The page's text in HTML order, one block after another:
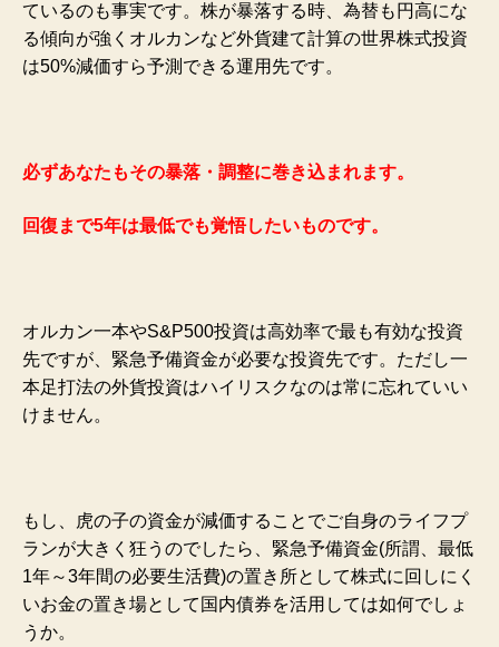
ているのも事実です。株が暴落する時、為替も円高にな
る傾向が強くオルカンなど外貨建て計算の世界株式投資
は50%減価すら予測できる運用先です。
必ずあなたもその暴落・調整に巻き込まれます。
回復まで5年は最低でも覚悟したいものです。
オルカン一本やS&P500投資は高効率で最も有効な投資
先ですが、緊急予備資金が必要な投資先です。ただし一
本足打法の外貨投資はハイリスクなのは常に忘れていい
けません。
もし、虎の子の資金が減価することでご自身のライフプ
ランが大きく狂うのでしたら、緊急予備資金(所謂、最低
1年～3年間の必要生活費)の置き所として株式に回しにく
いお金の置き場として国内債券を活用しては如何でしょ
うか。